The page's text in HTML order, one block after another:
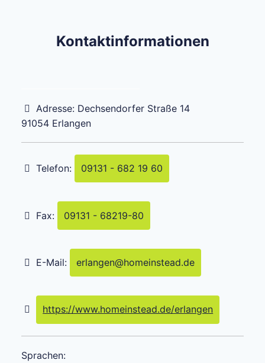
Kontaktinformationen
Adresse: Dechsendorfer Straße 14
91054 Erlangen
Telefon: 09131 - 682 19 60
Fax: 09131 - 68219-80
E-Mail: erlangen@homeinstead.de
https://www.homeinstead.de/erlangen
Sprachen: